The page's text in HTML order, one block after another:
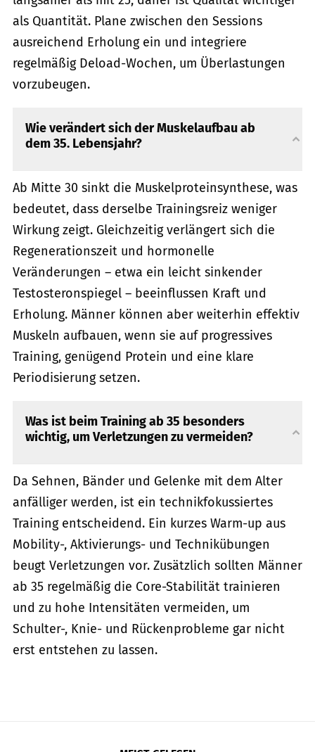
als Quantität. Plane zwischen den Sessions
ausreichend Erholung ein und integriere
regelmäßig Deload-Wochen, um Überlastungen
vorzubeugen.
Wie verändert sich der Muskelaufbau ab
dem 35. Lebensjahr?
Ab Mitte 30 sinkt die Muskelproteinsynthese, was
bedeutet, dass derselbe Trainingsreiz weniger
Wirkung zeigt. Gleichzeitig verlängert sich die
Regenerationszeit und hormonelle
Veränderungen – etwa ein leicht sinkender
Testosteronspiegel – beeinflussen Kraft und
Erholung. Männer können aber weiterhin effektiv
Muskeln aufbauen, wenn sie auf progressives
Training, genügend Protein und eine klare
Periodisierung setzen.
Was ist beim Training ab 35 besonders
wichtig, um Verletzungen zu vermeiden?
Da Sehnen, Bänder und Gelenke mit dem Alter
anfälliger werden, ist ein technikfokussiertes
Training entscheidend. Ein kurzes Warm-up aus
Mobility-, Aktivierungs- und Technikübungen
beugt Verletzungen vor. Zusätzlich sollten Männer
ab 35 regelmäßig die Core-Stabilität trainieren
und zu hohe Intensitäten vermeiden, um
Schulter-, Knie- und Rückenprobleme gar nicht
erst entstehen zu lassen.